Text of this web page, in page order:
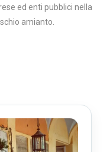
ed enti pubblici nella
amianto.